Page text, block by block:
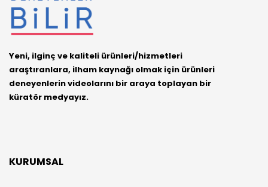
Yeni, ilginç ve kaliteli ürünleri/hizmetleri
araştıranlara, ilham kaynağı olmak için ürünleri
deneyenlerin videolarını bir araya toplayan bir
küratör medyayız.
KURUMSAL